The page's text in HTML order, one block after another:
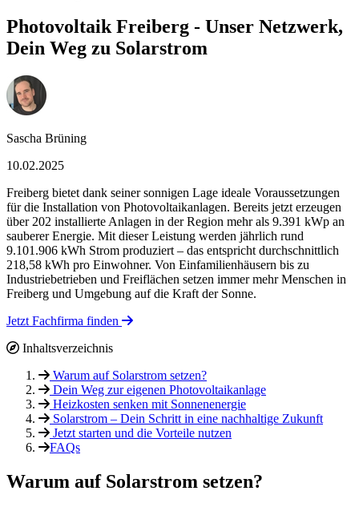
Photovoltaik Freiberg - Unser Netzwerk,
Dein Weg zu Solarstrom
Sascha Brüning
10.02.2025
Freiberg bietet dank seiner sonnigen Lage ideale Voraussetzungen
für die Installation von Photovoltaikanlagen. Bereits jetzt erzeugen
über 202 installierte Anlagen in der Region mehr als 9.391 kWp an
sauberer Energie. Mit dieser Leistung werden jährlich rund
9.101.906 kWh Strom produziert – das entspricht durchschnittlich
218,58 kWh pro Einwohner. Von Einfamilienhäusern bis zu
Industriebetrieben und Freiflächen setzen immer mehr Menschen in
Freiberg und Umgebung auf die Kraft der Sonne.
Jetzt Fachfirma finden
Inhaltsverzeichnis
Warum auf Solarstrom setzen?
Dein Weg zur eigenen Photovoltaikanlage
Heizkosten senken mit Sonnenenergie
Solarstrom – Dein Schritt in eine nachhaltige Zukunft
Jetzt starten und die Vorteile nutzen
FAQs
Warum auf Solarstrom setzen?